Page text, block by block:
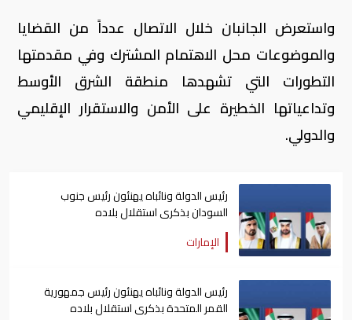
واستعرض الجانبان خلال الاتصال عدداً من القضايا
والموضوعات محل الاهتمام المشترك وفي مقدمتها
التطورات التي تشهدها منطقة الشرق الأوسط
وتداعياتها الخطيرة على الأمن والاستقرار الإقليمي
والدولي.
رئيس الدولة ونائباه يهنئون رئيس جنوب
السودان بذكرى استقلال بلاده
الإمارات
رئيس الدولة ونائباه يهنئون رئيس جمهورية
القمر المتحدة بذكرى استقلال بلاده